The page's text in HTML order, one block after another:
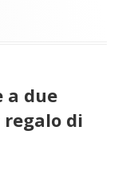
a due
di